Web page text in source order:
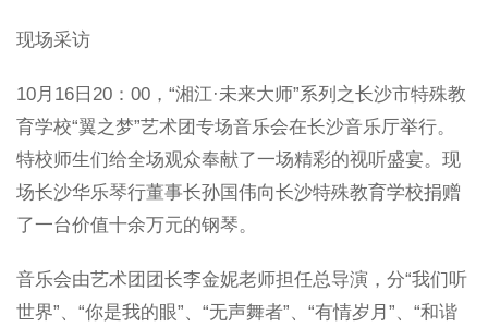
现场采访
10月16日20：00，“湘江·未来大师”系列之长沙市特殊教
育学校“翼之梦”艺术团专场音乐会在长沙音乐厅举行。
特校师生们给全场观众奉献了一场精彩的视听盛宴。现
场长沙华乐琴行董事长孙国伟向长沙特殊教育学校捐赠
了一台价值十余万元的钢琴。
音乐会由艺术团团长李金妮老师担任总导演，分“我们听
世界”、“你是我的眼”、“无声舞者”、“有情岁月”、“和谐